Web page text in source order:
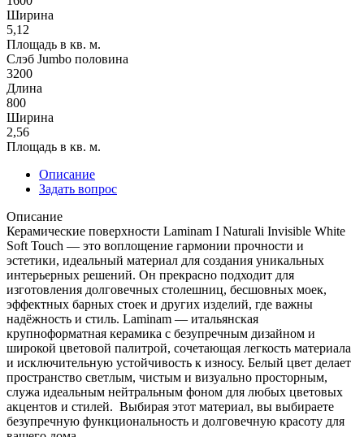
Ширина
5,12
Площадь в кв. м.
Слэб Jumbo половина
3200
Длина
800
Ширина
2,56
Площадь в кв. м.
Описание
Задать вопрос
Описание
Керамические поверхности Laminam I Naturali Invisible White
Soft Touch — это воплощение гармонии прочности и
эстетики, идеальный материал для создания уникальных
интерьерных решений. Он прекрасно подходит для
изготовления долговечных столешниц, бесшовных моек,
эффектных барных стоек и других изделий, где важны
надёжность и стиль. Laminam — итальянская
крупноформатная керамика с безупречным дизайном и
широкой цветовой палитрой, сочетающая легкость материала
и исключительную устойчивость к износу. Белый цвет делает
пространство светлым, чистым и визуально просторным,
служа идеальным нейтральным фоном для любых цветовых
акцентов и стилей. Выбирая этот материал, вы выбираете
безупречную функциональность и долговечную красоту для